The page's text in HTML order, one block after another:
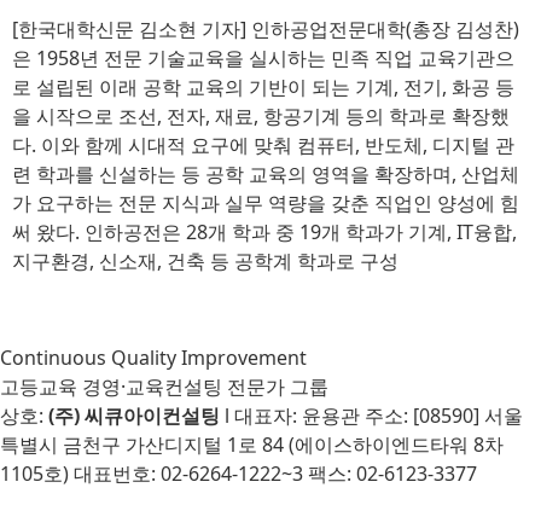
[한국대학신문 김소현 기자] 인하공업전문대학(총장 김성찬)
은 1958년 전문 기술교육을 실시하는 민족 직업 교육기관으
로 설립된 이래 공학 교육의 기반이 되는 기계, 전기, 화공 등
을 시작으로 조선, 전자, 재료, 항공기계 등의 학과로 확장했
다. 이와 함께 시대적 요구에 맞춰 컴퓨터, 반도체, 디지털 관
련 학과를 신설하는 등 공학 교육의 영역을 확장하며, 산업체
가 요구하는 전문 지식과 실무 역량을 갖춘 직업인 양성에 힘
써 왔다. 인하공전은 28개 학과 중 19개 학과가 기계, IT융합,
지구환경, 신소재, 건축 등 공학계 학과로 구성
Continuous Quality Improvement
고등교육 경영·교육컨설팅 전문가 그룹
상호: (주) 씨큐아이컨설팅 l 대표자: 윤용관 주소: [08590] 서울
특별시 금천구 가산디지털 1로 84 (에이스하이엔드타워 8차
1105호) 대표번호: 02-6264-1222~3 팩스: 02-6123-3377